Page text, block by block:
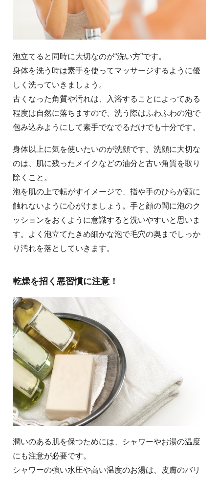
泡立てると同時に大切なのが“洗い方”です。
身体を洗う時は素手を使ってマッサージするように優
しく洗っていきましょう。
古くなった角質や汚れは、入浴することによってある
程度は自然に落ちますので、洗う際はふわふわの泡で
包み込みようにして素手でなでるだけでも十分です。
身体以上に気を使いたいのが洗顔です。洗顔に大切な
のは、肌に残ったメイクなどの油分と古い角質を取り
除くこと。
泡を肌の上で転がすイメージで、指や手のひらが顔に
触れないように心がけましょう。手と顔の間に泡のク
ッションをおくように意識すると洗いやすいと思いま
す。よく泡立てたきめ細かな泡で毛穴の奥までしっか
り汚れを落としていきます。
乾燥を招く悪習慣に注意！
潤いのある肌を保つためには、シャワーやお湯の温度
にも注意が必要です。
シャワーの強い水圧や高い温度のお湯は、皮膚のバリ